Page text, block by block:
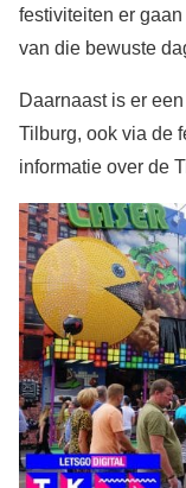
festiviteiten er
van die bewuste
Daarnaast is er een
Tilburg, ook via de
informatie over de